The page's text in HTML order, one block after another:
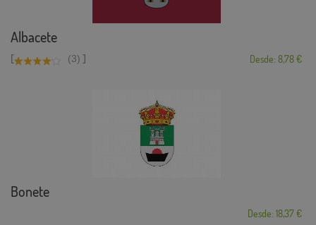
Albacete
[ (3) ] Desde: 8,78 €
Bonete
Desde: 18,37 €